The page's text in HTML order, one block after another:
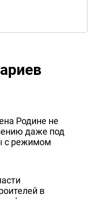
Родине не
даже под
с режимом
в